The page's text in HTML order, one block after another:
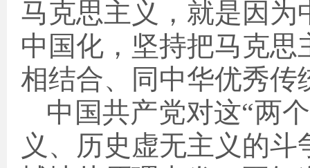
马克思主义，就是因
中国化，坚持把马克
相结合、同中华优秀传
中国共产党对这“两
义、历史虚无主义的